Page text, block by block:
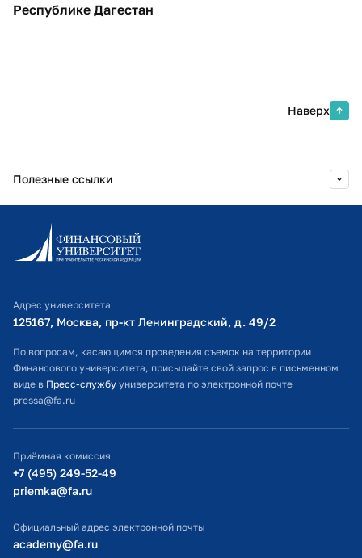
Республике Дагестан
Наверх
Полезные ссылки
Информационно-образовательный портал
Личный кабинет поступающего
Оплата обучения
Расписание занятий
Студенческий офис
Официальный адрес электронной почты
Министерство просвещения РФ
Министерство науки и высшего образования РФ
Адрес университета
125167, Москва, пр-кт Ленинградский, д. 49/2​
По вопросам, касающимся проведения съемок на территории
Финансового университета, присылайте свой запрос в письменном
виде в Пресс-службу университета по электронной почте
pressa@fa.ru
Приёмная комиссия
+7 (495) 249-52-49
priemka@fa.ru
Официальный адрес электронной почты
academy@fa.ru